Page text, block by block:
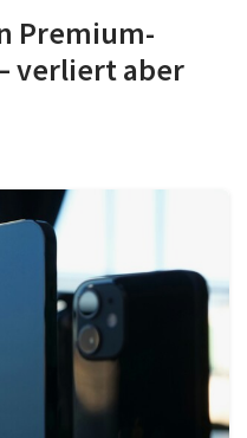
Premium-
verliert aber